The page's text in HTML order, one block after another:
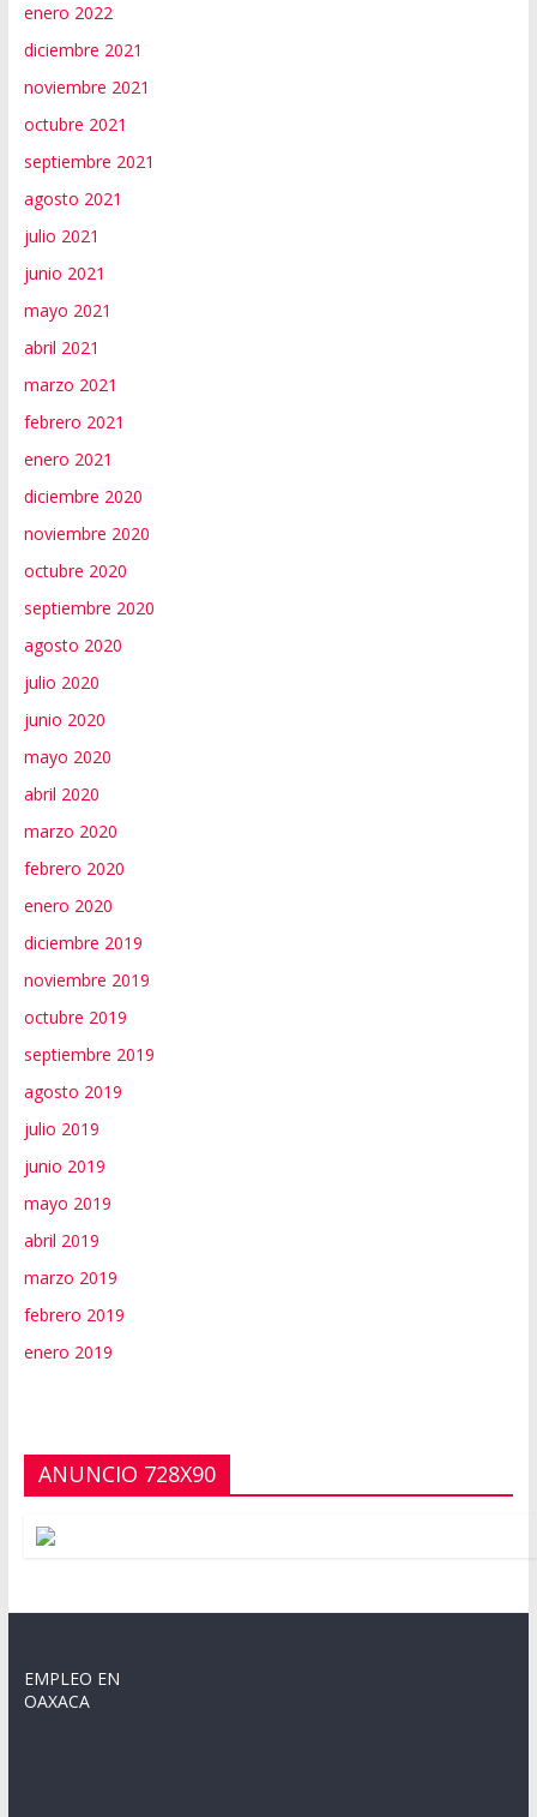
enero 2022
diciembre 2021
noviembre 2021
octubre 2021
septiembre 2021
agosto 2021
julio 2021
junio 2021
mayo 2021
abril 2021
marzo 2021
febrero 2021
enero 2021
diciembre 2020
noviembre 2020
octubre 2020
septiembre 2020
agosto 2020
julio 2020
junio 2020
mayo 2020
abril 2020
marzo 2020
febrero 2020
enero 2020
diciembre 2019
noviembre 2019
octubre 2019
septiembre 2019
agosto 2019
julio 2019
junio 2019
mayo 2019
abril 2019
marzo 2019
febrero 2019
enero 2019
ANUNCIO 728X90
EMPLEO EN
OAXACA